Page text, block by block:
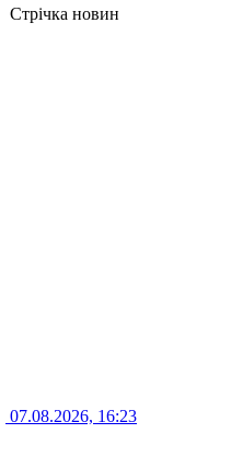
Стрічка новин
07.08.2026, 16:23